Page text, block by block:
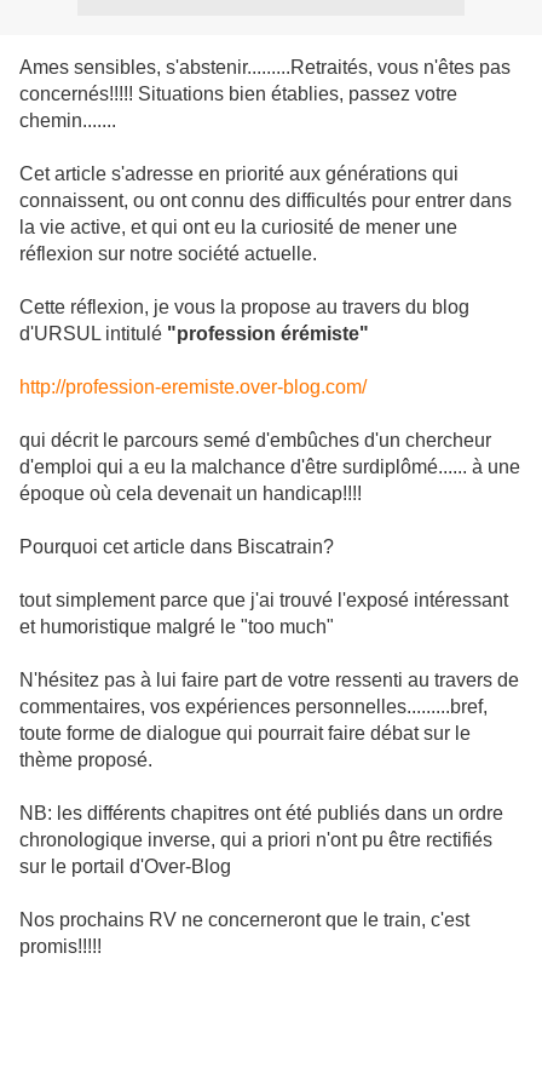
Ames sensibles, s'abstenir.........Retraités, vous n'êtes pas
concernés!!!!! Situations bien établies, passez votre
chemin.......
Cet article s'adresse en priorité aux générations qui
connaissent, ou ont connu des difficultés pour entrer dans
la vie active, et qui ont eu la curiosité de mener une
réflexion sur notre société actuelle.
Cette réflexion, je vous la propose au travers du blog
d'URSUL intitulé "profession érémiste"
http://profession-eremiste.over-blog.com/
qui décrit le parcours semé d'embûches d'un chercheur
d'emploi qui a eu la malchance d'être surdiplômé...... à une
époque où cela devenait un handicap!!!!
Pourquoi cet article dans Biscatrain?
tout simplement parce que j'ai trouvé l'exposé intéressant
et humoristique malgré le "too much"
N'hésitez pas à lui faire part de votre ressenti au travers de
commentaires, vos expériences personnelles.........bref,
toute forme de dialogue qui pourrait faire débat sur le
thème proposé.
NB: les différents chapitres ont été publiés dans un ordre
chronologique inverse, qui a priori n'ont pu être rectifiés
sur le portail d'Over-Blog
Nos prochains RV ne concerneront que le train, c'est
promis!!!!!